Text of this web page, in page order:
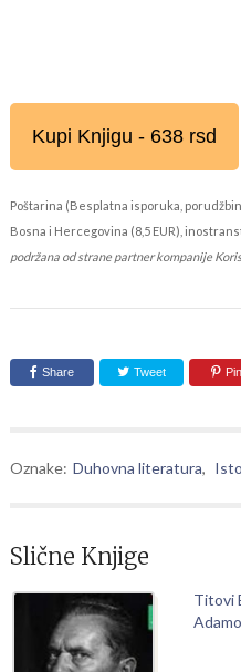
Kupi Knjigu - 638 rsd
Poštarina (Besplatna isporuka,
Bosna i Hercegovina (8,5 EUR),
podržana od strane partner kompanije
Share Tweet
Oznake: Duhovna literatura,
Slične Knjige
Titovi